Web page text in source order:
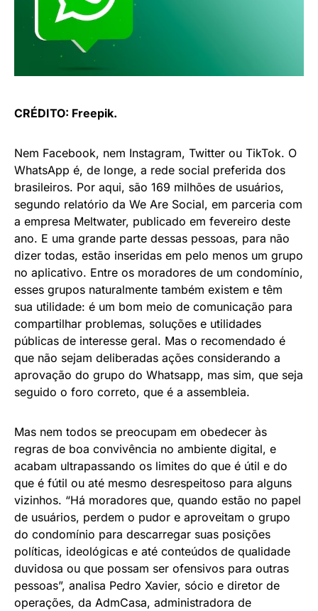
CRÉDITO: Freepik.
Nem Facebook, nem Instagram, Twitter ou TikTok. O
WhatsApp é, de longe, a rede social preferida dos
brasileiros. Por aqui, são 169 milhões de usuários,
segundo relatório da We Are Social, em parceria com
a empresa Meltwater, publicado em fevereiro deste
ano. E uma grande parte dessas pessoas, para não
dizer todas, estão inseridas em pelo menos um grupo
no aplicativo. Entre os moradores de um condomínio,
esses grupos naturalmente também existem e têm
sua utilidade: é um bom meio de comunicação para
compartilhar problemas, soluções e utilidades
públicas de interesse geral. Mas o recomendado é
que não sejam deliberadas ações considerando a
aprovação do grupo do Whatsapp, mas sim, que seja
seguido o foro correto, que é a assembleia.
Mas nem todos se preocupam em obedecer às
regras de boa convivência no ambiente digital, e
acabam ultrapassando os limites do que é útil e do
que é fútil ou até mesmo desrespeitoso para alguns
vizinhos. “Há moradores que, quando estão no papel
de usuários, perdem o pudor e aproveitam o grupo
do condomínio para descarregar suas posições
políticas, ideológicas e até conteúdos de qualidade
duvidosa ou que possam ser ofensivos para outras
pessoas”, analisa Pedro Xavier, sócio e diretor de
operações, da AdmCasa, administradora de